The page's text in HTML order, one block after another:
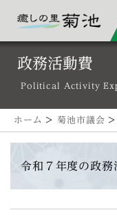
政務活動費
Political Activity
ホーム > 菊池市議会
令和７年度の政務